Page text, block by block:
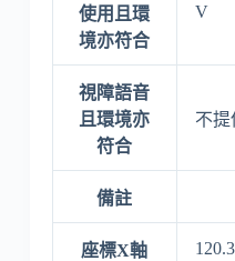
使用且環
境亦符合
V
視障語音
且環境亦
符合
不提
備註
座標X軸